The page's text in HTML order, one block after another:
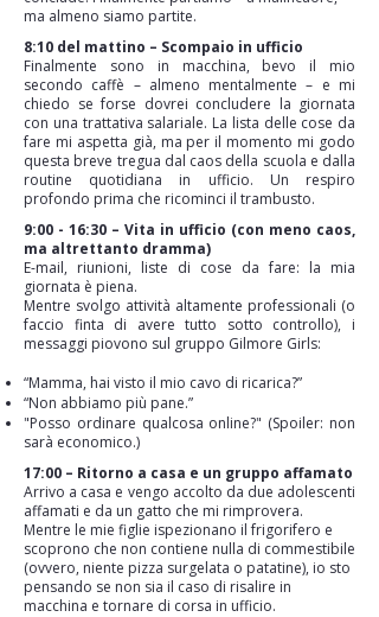
ma almeno siamo partite.
8:10 del mattino – Scompaio in ufficio
Finalmente sono in macchina, bevo il mio
secondo caffè – almeno mentalmente – e mi
chiedo se forse dovrei concludere la giornata
con una trattativa salariale. La lista delle cose da
fare mi aspetta già, ma per il momento mi godo
questa breve tregua dal caos della scuola e dalla
routine quotidiana in ufficio. Un respiro
profondo prima che ricominci il trambusto.
9:00 - 16:30 – Vita in ufficio (con meno caos,
ma altrettanto dramma)
E-mail, riunioni, liste di cose da fare: la mia
giornata è piena.
Mentre svolgo attività altamente professionali (o
faccio finta di avere tutto sotto controllo), i
messaggi piovono sul gruppo Gilmore Girls:
“Mamma, hai visto il mio cavo di ricarica?”
“Non abbiamo più pane.”
"Posso ordinare qualcosa online?" (Spoiler: non
sarà economico.)
17:00 – Ritorno a casa e un gruppo affamato
Arrivo a casa e vengo accolto da due adolescenti
affamati e da un gatto che mi rimprovera.
Mentre le mie figlie ispezionano il frigorifero e
scoprono che non contiene nulla di commestibile
(ovvero, niente pizza surgelata o patatine), io sto
pensando se non sia il caso di risalire in
macchina e tornare di corsa in ufficio.